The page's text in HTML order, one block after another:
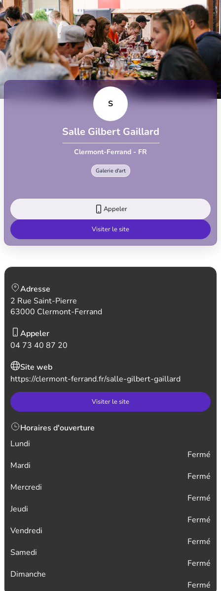
S
Salle Gilbert Gaillard
Clermont-Ferrand - FR
Galerie d'art
Appeler
Visiter le site
Adresse
2 Rue Saint-Pierre
63000 Clermont-Ferrand
Appeler
04 73 40 87 20
Site web
https://clermont-ferrand.fr/salle-gilbert-gaillard
Visiter le site
Horaires d'ouverture
Lundi
Fermé
Mardi
Fermé
Mercredi
Fermé
Jeudi
Fermé
Vendredi
Fermé
Samedi
Fermé
Dimanche
Fermé